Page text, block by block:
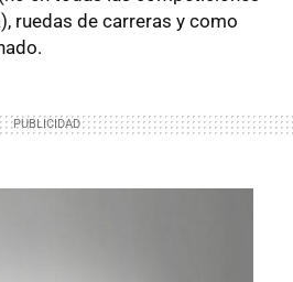
ruedas de carreras y como